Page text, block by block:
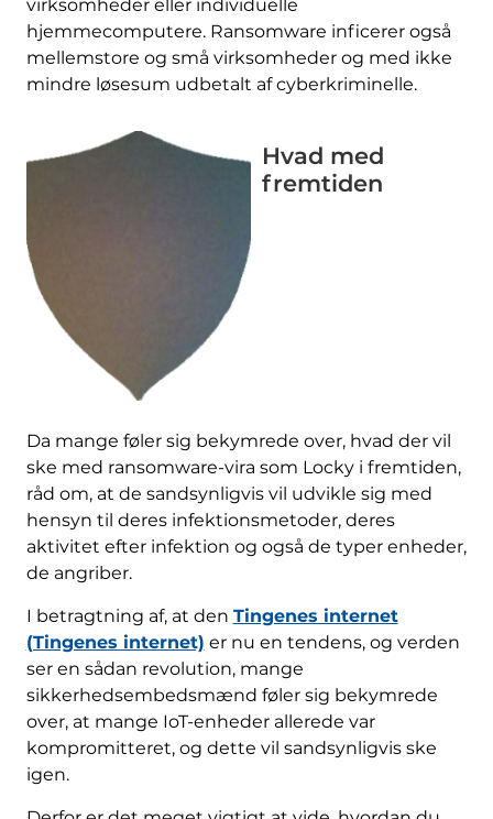
virksomheder eller individuelle
hjemmecomputere. Ransomware inficerer også
mellemstore og små virksomheder og med ikke
mindre løsesum udbetalt af cyberkriminelle.
Hvad med
fremtiden
Da mange føler sig bekymrede over, hvad der vil
ske med ransomware-vira som Locky i fremtiden,
råd om, at de sandsynligvis vil udvikle sig med
hensyn til deres infektionsmetoder, deres
aktivitet efter infektion og også de typer enheder,
de angriber.
I betragtning af, at den Tingenes internet
(Tingenes internet) er nu en tendens, og verden
ser en sådan revolution, mange
sikkerhedsembedsmænd føler sig bekymrede
over, at mange IoT-enheder allerede var
kompromitteret, og dette vil sandsynligvis ske
igen.